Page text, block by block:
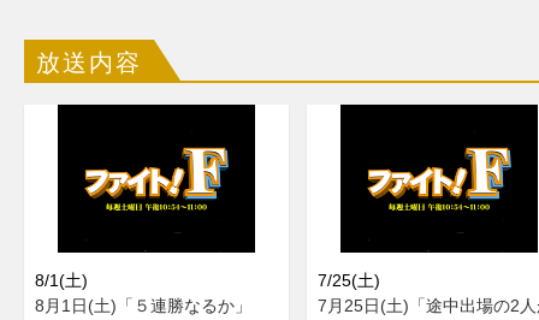
放送内容
8/1(土)
8月1日(土)「５連勝なるか」
7/25(土)
7月25日(土)「途中出場の2